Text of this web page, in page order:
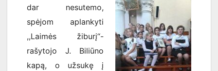
dar nesutemo,
spėjom aplankyti
,,Laimės žiburį‘‘-
rašytojo J. Biliūno
kapą, o užsukę į